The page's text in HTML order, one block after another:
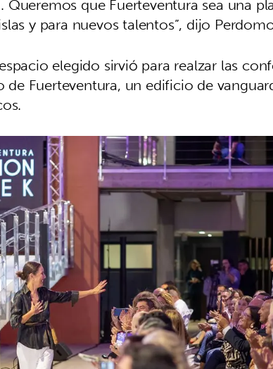
y para nuevos talentos”, dijo
elegido sirvió para realzar las
de Fuerteventura, un edificio de